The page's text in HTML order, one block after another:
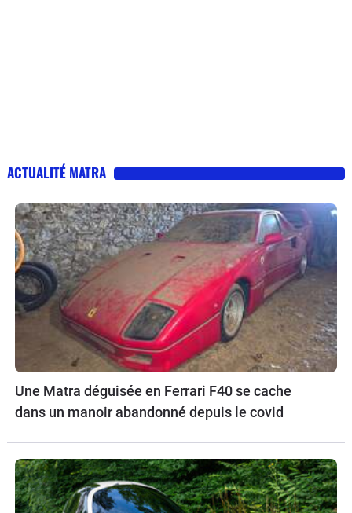
ACTUALITÉ MATRA
Une Matra déguisée en Ferrari F40 se cache
dans un manoir abandonné depuis le covid